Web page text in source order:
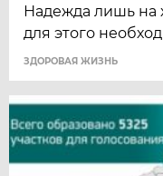
Надежда лишь
для этого
ЗДОРОВАЯ ЖИЗНЬ